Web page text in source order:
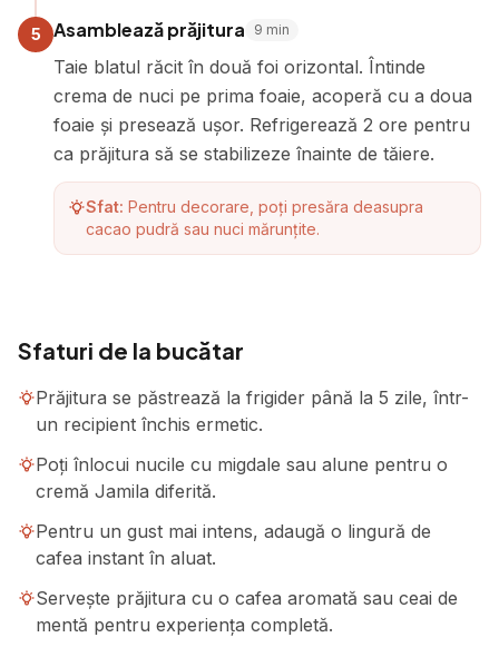
5 Asamblează prăjitura 9 min
Taie blatul răcit în două foi orizontal. Întinde
crema de nuci pe prima foaie, acoperă cu a doua
foaie și presează ușor. Refrigerează 2 ore pentru
ca prăjitura să se stabilizeze înainte de tăiere.
Sfat: Pentru decorare, poți presăra deasupra
cacao pudră sau nuci mărunțite.
Sfaturi de la bucătar
Prăjitura se păstrează la frigider până la 5 zile, într-
un recipient închis ermetic.
Poți înlocui nucile cu migdale sau alune pentru o
cremă Jamila diferită.
Pentru un gust mai intens, adaugă o lingură de
cafea instant în aluat.
Servește prăjitura cu o cafea aromată sau ceai de
mentă pentru experiența completă.